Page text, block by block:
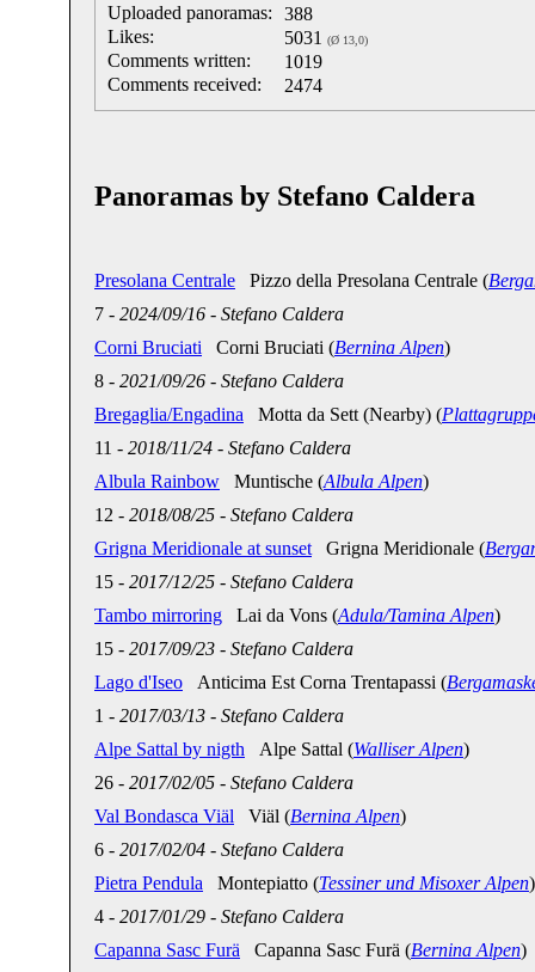
Uploaded panoramas:
388
Likes:
5031 (Ø 13,0)
Comments written:
1019
Comments received:
2474
Panoramas by Stefano Caldera
Presolana Centrale Pizzo della Presolana Centrale (
7 - 2024/09/16 - Stefano Caldera
Corni Bruciati Corni Bruciati (Bernina Alpen)
8 - 2021/09/26 - Stefano Caldera
Bregaglia/Engadina Motta da Sett (Nearby) (
11 - 2018/11/24 - Stefano Caldera
Albula Rainbow Muntische (Albula Alpen)
12 - 2018/08/25 - Stefano Caldera
Grigna Meridionale at sunset Grigna Meridionale (
15 - 2017/12/25 - Stefano Caldera
Tambo mirroring Lai da Vons (Adula/Tamina Alpen)
15 - 2017/09/23 - Stefano Caldera
Lago d'Iseo Anticima Est Corna Trentapassi (
1 - 2017/03/13 - Stefano Caldera
Alpe Sattal by nigth Alpe Sattal (Walliser Alpen)
26 - 2017/02/05 - Stefano Caldera
Val Bondasca Viäl Viäl (Bernina Alpen)
6 - 2017/02/04 - Stefano Caldera
Pietra Pendula Montepiatto (Tessiner und Misoxer Alpen)
4 - 2017/01/29 - Stefano Caldera
Capanna Sasc Furä Capanna Sasc Furä (Bernina Alpen)